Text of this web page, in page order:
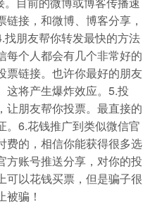
接，和微博、博客分享，
朋友帮你转发最快的方法
每个人都会有几个非常好的
票链接。也许你最好的朋友
这将产生爆炸效应。5.投
让朋友帮你投票。最直接的
。6.花钱推广到类似微信官
费的，相信你能获得很多选
方账号推送分享，对你的投
可以花钱买票，但是骗子很
骗！